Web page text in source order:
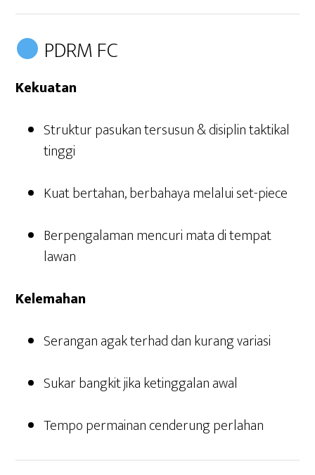
PDRM FC
Kekuatan
Struktur pasukan tersusun & disiplin taktikal
tinggi
Kuat bertahan, berbahaya melalui set-piece
Berpengalaman mencuri mata di tempat
lawan
Kelemahan
Serangan agak terhad dan kurang variasi
Sukar bangkit jika ketinggalan awal
Tempo permainan cenderung perlahan